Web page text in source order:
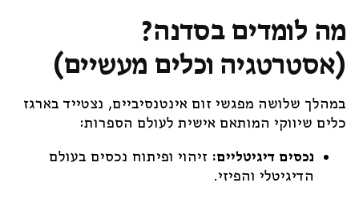
מה לומדים בסדנה?
(אסטרטגיה וכלים מעשיים)
במהלך שלושה מפגשי זום אינטנסיביים, נצטייד בארגז
כלים שיווקי המותאם אישית לעולם הספרות:
נכסים דיגיטליים: זיהוי ופיתוח נכסים בעולם
הדיגיטלי והפיזי.